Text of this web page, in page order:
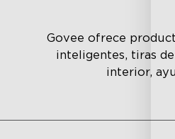
Govee ofrece
inteligentes, tiras
interior,